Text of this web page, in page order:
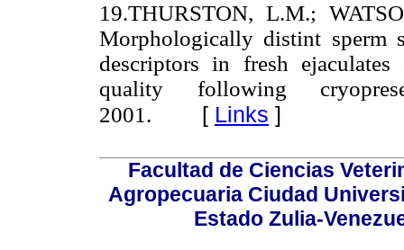
19.THURSTON, L.M.;
Morphologically distint sperm
descriptors in fresh
quality following
2001. [ Links ]
Facultad de Ciencias
Agropecuaria Ciudad
Estado Zulia-